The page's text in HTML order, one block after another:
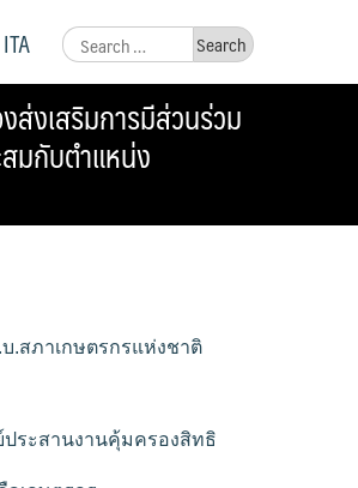
Search
for:
ITA
ส่งเสริมการมีส่วนร่วม
มกับตำแหน่ง
.สภาเกษตรกรแห่งชาติ
ประสานงานคุ้มครองสิทธิ